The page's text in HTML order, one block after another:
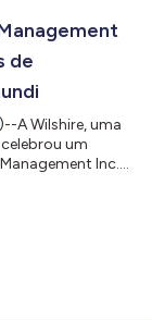
dessa
de
)--A Wilshire, uma
um
Inc.
sua oferta de